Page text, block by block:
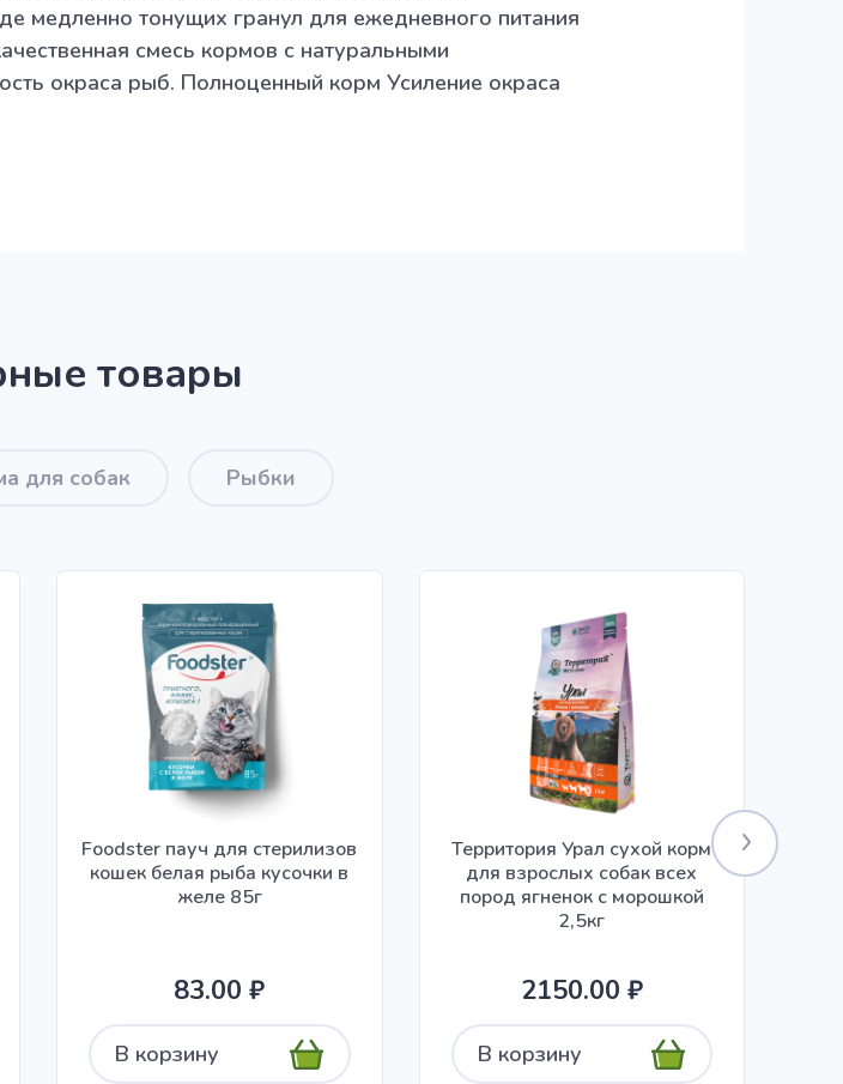
медленно тонущих гранул для ежедневного питания
смесь кормов с натуральными
окраса рыб. Полноценный корм Усиление окраса
товары
для собак Рыбки
Foodster пауч для стерилизов
кошек белая рыба кусочки в
желе 85г
83.00 ₽
В корзину
Территория Урал сухой корм
для взрослых собак всех
пород ягненок с морошкой
2,5кг
2150.00 ₽
В корзину